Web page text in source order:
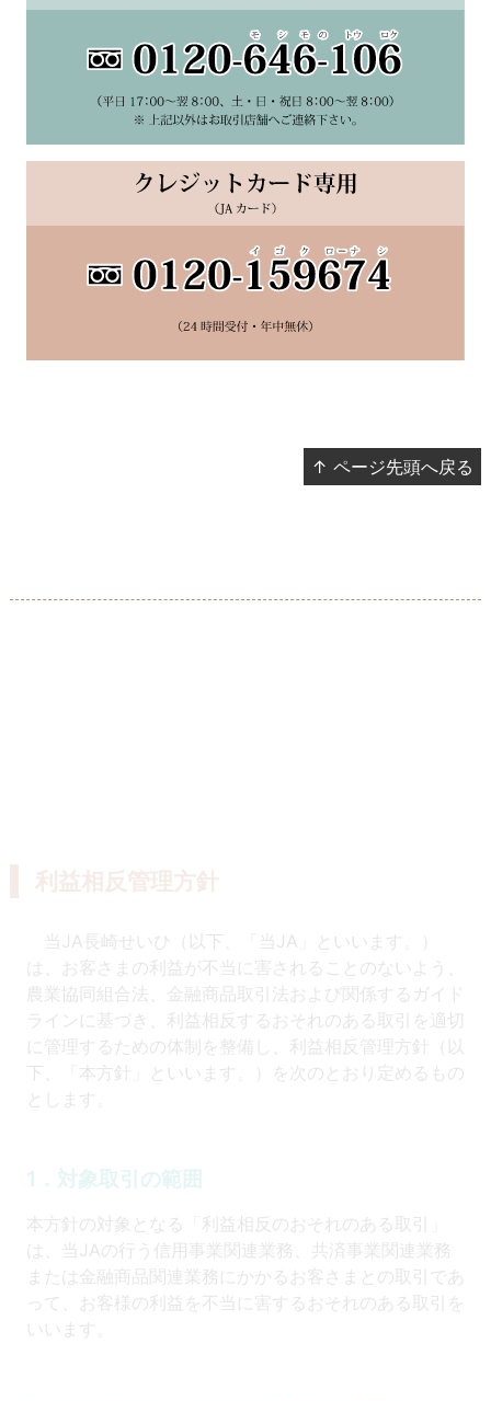
↑ ページ先頭へ戻る
利益相反管理方針
当JA長崎せいひ（以下、「当JA」といいます。）
は、お客さまの利益が不当に害されることのないよう、
農業協同組合法、金融商品取引法および関係するガイド
ラインに基づき、利益相反するおそれのある取引を適切
に管理するための体制を整備し、利益相反管理方針（以
下、「本方針」といいます。）を次のとおり定めるもの
とします。
1．対象取引の範囲
本方針の対象となる「利益相反のおそれのある取引」
は、当JAの行う信用事業関連業務、共済事業関連業務
または金融商品関連業務にかかるお客さまとの取引であ
って、お客様の利益を不当に害するおそれのある取引を
いいます。